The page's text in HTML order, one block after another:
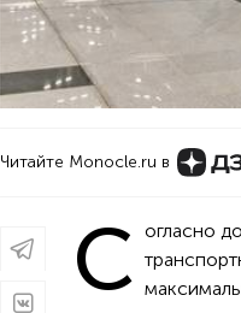
Читайте Monocle.ru в
С огласно